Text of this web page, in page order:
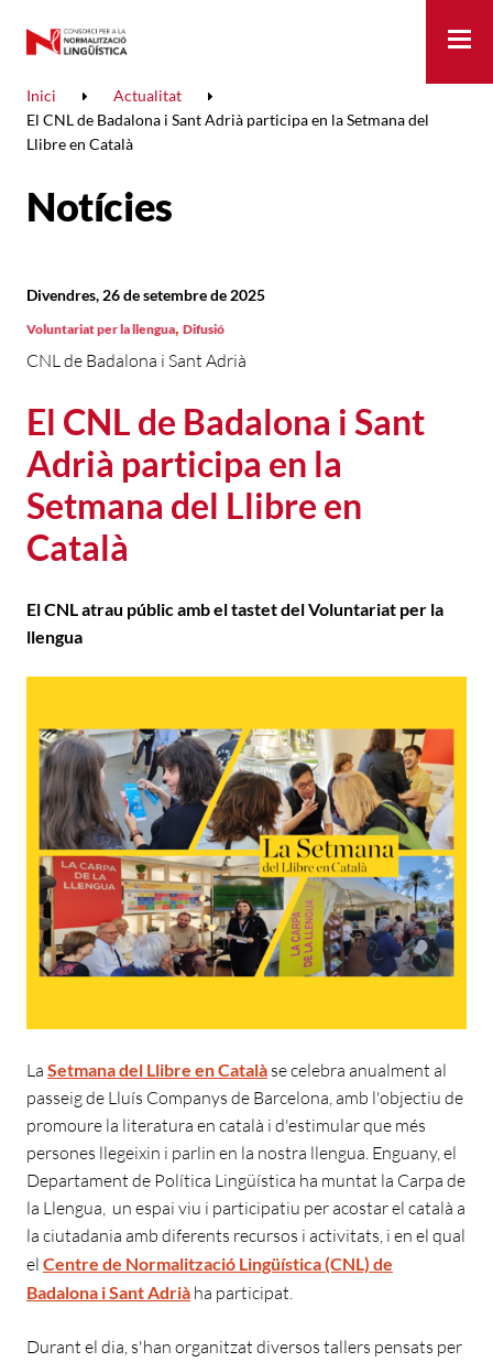
Inici
Actualitat
El CNL de Badalona i Sant Adrià participa en la Setmana del
Llibre en Català
Notícies
El CNL de Badalona i Sant
Adrià participa en la
Setmana del Llibre en
Català
CNL de Badalona i Sant Adrià
Divendres, 26 de setembre de 2025
Voluntariat per la llengua, Difusió
El CNL atrau públic amb el tastet del Voluntariat per la
llengua
La Setmana del Llibre en Català se celebra anualment al
passeig de Lluís Companys de Barcelona, amb l'objectiu de
promoure la literatura en català i d'estimular que més
persones llegeixin i parlin en la nostra llengua. Enguany, el
Departament de Política Lingüística ha muntat la Carpa de
la Llengua, un espai viu i participatiu per acostar el català a
la ciutadania amb diferents recursos i activitats, i en el qual
el Centre de Normalització Lingüística (CNL) de
Badalona i Sant Adrià ha participat.
Durant el dia, s'han organitzat diversos tallers pensats per